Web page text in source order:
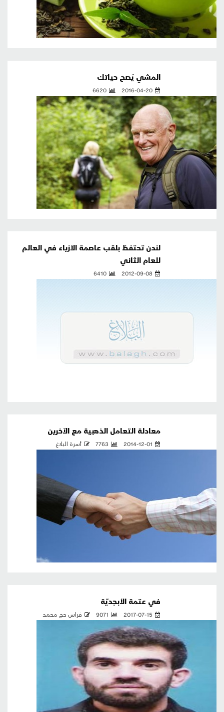
المشي يُصح حياتك
2016-04-20
6620
لندن تحتفظ بلقب عاصمة الأزياء في العالم
للعام الثاني
2012-09-08
6410
معادلة التعامل الذهبية مع الآخرين
2014-12-01
7763 أسرة البلاغ
في عتمة الأبجديّة
2017-07-15
9071 فراس حج محمد